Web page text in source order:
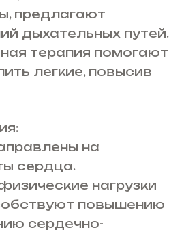
предлагают
дыхательных путей.
терапия помогают
легкие, повысив
на
сердца.
нагрузки
повышению
сердечно-